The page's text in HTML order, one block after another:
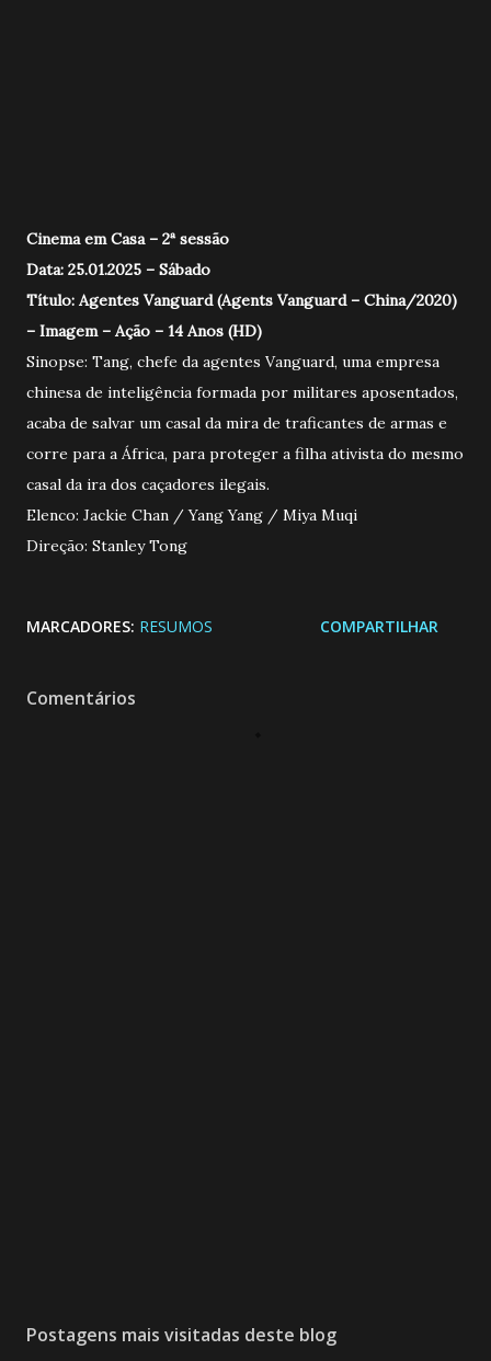
Cinema em Casa – 2ª sessão
Data: 25.01.2025 – Sábado
Título: Agentes Vanguard (Agents Vanguard – China/2020)
– Imagem – Ação – 14 Anos (HD)
Sinopse: Tang, chefe da agentes Vanguard, uma empresa
chinesa de inteligência formada por militares aposentados,
acaba de salvar um casal da mira de traficantes de armas e
corre para a África, para proteger a filha ativista do mesmo
casal da ira dos caçadores ilegais.
Elenco: Jackie Chan / Yang Yang / Miya Muqi
Direção: Stanley Tong
MARCADORES: RESUMOS COMPARTILHAR
Comentários
Postagens mais visitadas deste blog